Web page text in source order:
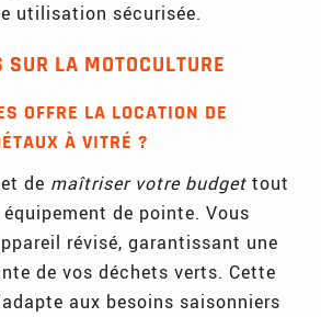
utilisation sécurisée.
SUR LA MOTOCULTURE
OFFRE LA LOCATION DE
À VITRÉ ?
de maîtriser votre budget tout
de pointe. Vous
révisé, garantissant une
de vos déchets verts. Cette
aux besoins saisonniers